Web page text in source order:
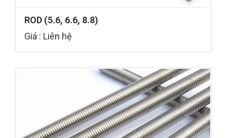
ROD (5.6, 6.6, 8.8)
Giá : Liên hệ